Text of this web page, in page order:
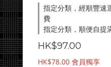
指定分類，經順豐速
費
指定分類，順便自提
HK$97.00
HK$78.00 會員獨享